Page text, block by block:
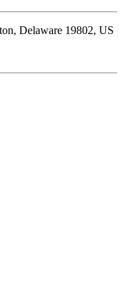
Delaware 19802, US